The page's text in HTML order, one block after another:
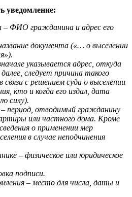
уведомление:
– ФИО гражданина и адрес его
документа («… о выселении
указывается адрес, откуда
следует причина такого
связи с решением суда о выселении
кто и когда его издал, дата
силу).
период, отводимый гражданину
или частного дома. Кроме
о применении мер
в случае неподчинения
– физическое или юридическое
подписи.
– место для числа, даты и